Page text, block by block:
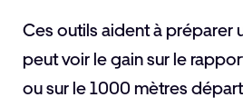
Ces outils aident à préparer
peut voir le gain sur le
ou sur le 1000 mètres